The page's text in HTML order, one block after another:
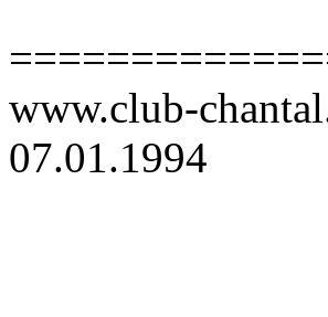
www.club-
07.01.1994